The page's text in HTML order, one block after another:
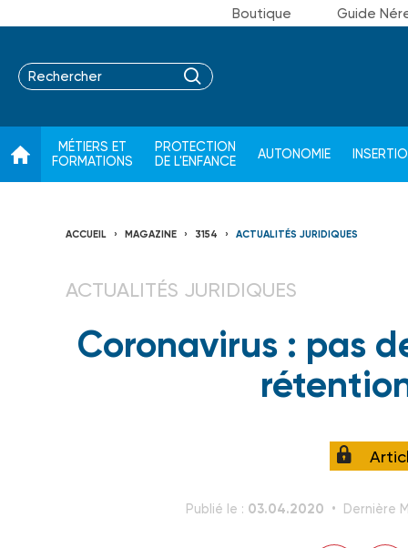
Boutique Guide
MÉTIERS ET
FORMATIONS
PROTECTION
DE L'ENFANCE
AUTONOMIE
ACCUEIL MAGAZINE 3154 ACTUALITÉS JURIDIQUES
ACTUALITÉS JURIDIQUES
Coronavirus : pas
Publié le : 03.04.2020 Dernière